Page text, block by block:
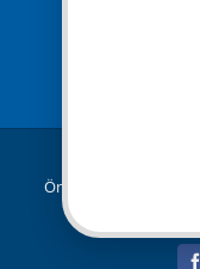
Önkormányzata